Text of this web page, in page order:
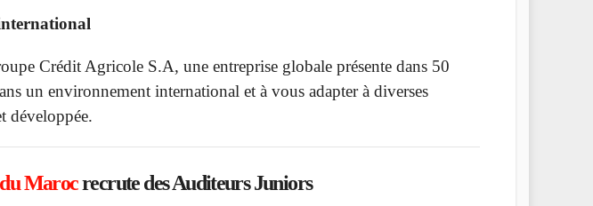
Crédit Agricole S.A, une entreprise globale présente dans 50
un environnement international et à vous adapter à diverses
développée.
Marocrecrute des Auditeurs Juniors